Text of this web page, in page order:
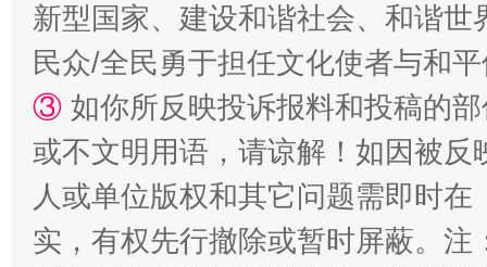
漫山遍野的桃花与雪山、麦地、白藏房 除
新型国家、建设和谐社会、和谐
民众/全民勇于担任文化使者与和
③ 如你所反映投诉报料和投稿的
或不文明用语，请谅解！如因被
人或单位版权和其它问题需即时在
实，有权先行撤除或暂时屏蔽。